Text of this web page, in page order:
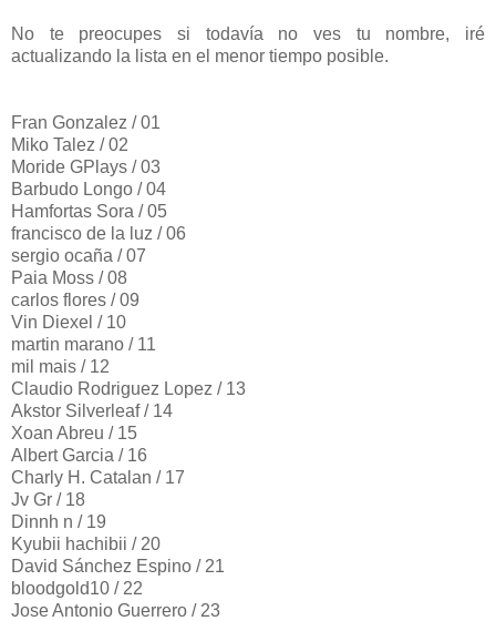
No te preocupes si todavía no ves tu nombre, iré
actualizando la lista en el menor tiempo posible.
Fran Gonzalez / 01
Miko Talez / 02
Moride GPlays / 03
Barbudo Longo / 04
Hamfortas Sora / 05
francisco de la luz / 06
sergio ocaña / 07
Paia Moss / 08
carlos flores / 09
Vin Diexel / 10
martin marano / 11
mil mais / 12
Claudio Rodriguez Lopez / 13
Akstor Silverleaf / 14
Xoan Abreu / 15
Albert Garcia / 16
Charly H. Catalan / 17
Jv Gr / 18
Dinnh n / 19
Kyubii hachibii / 20
David Sánchez Espino / 21
bloodgold10 / 22
Jose Antonio Guerrero / 23